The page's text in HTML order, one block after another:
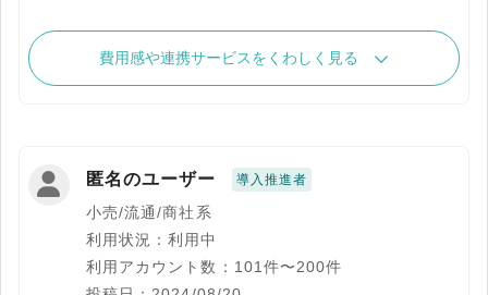
費用感や連携サービスをくわしく見る
匿名のユーザー 導入推進者
小売/流通/商社系
利用状況：利用中
利用アカウント数：101件〜200件